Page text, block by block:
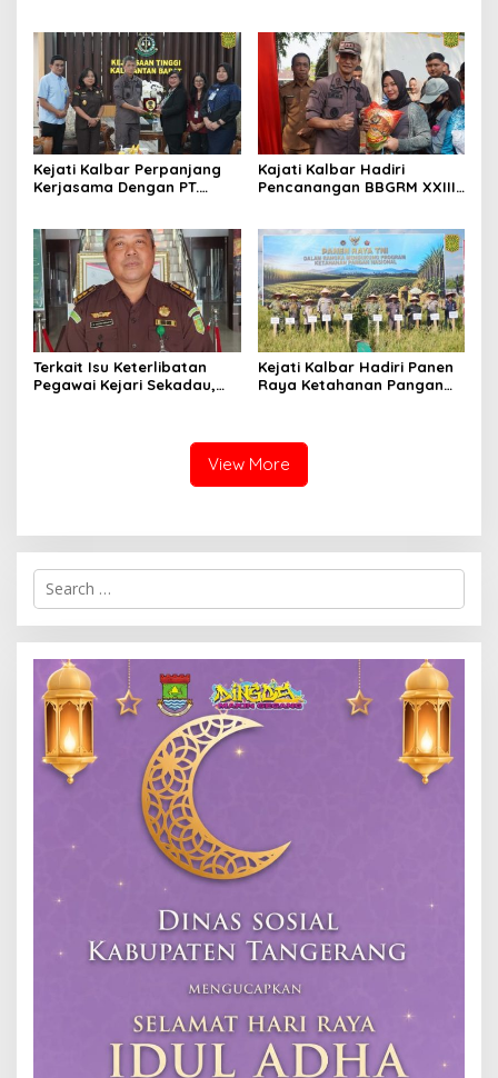
dari Pemberitaan?
Kejati Kalbar Perpanjang
Kerjasama Dengan PT.
Kajati Kalbar Hadiri
Pencanangan BBGRM XXIII,
Kalimantan Barat Tahun
2026
Terkait Isu Keterlibatan
Pegawai Kejari Sekadau,
Kejati Kalbar Hadiri Panen
Raya Ketahanan Pangan
View More
Search
for: